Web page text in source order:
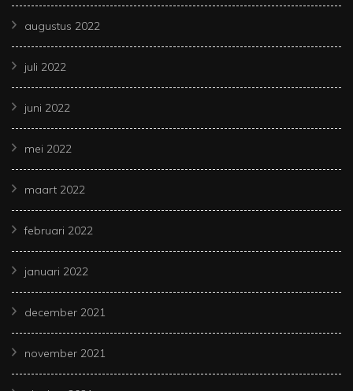
augustus 2022
juli 2022
juni 2022
mei 2022
maart 2022
februari 2022
januari 2022
december 2021
november 2021